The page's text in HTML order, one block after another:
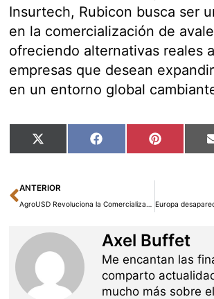
Insurtech, Rubicon busca ser
en la comercialización de
ofreciendo alternativas reales
empresas que desean
en un entorno global
Compartir
en
X
(Twitter)
Compartir
en
Facebook Compartir
en
Pinterest
Ant
ANTERIOR
AgroUSD Revoluciona la Comercialización Agrícola con Operaciones Directas y Sin Intermediarios
Axel Buffet
Me encantan las
comparto
mucho más sobre